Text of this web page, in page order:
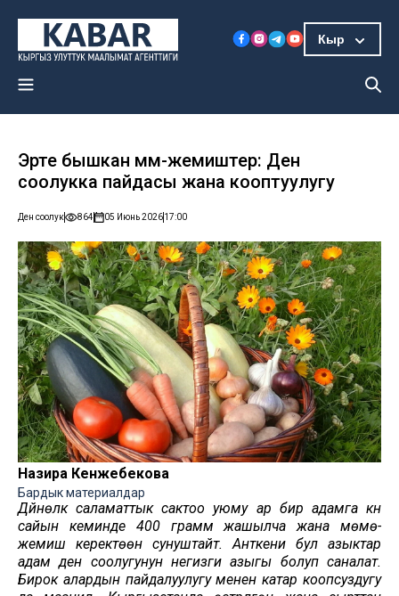
Кыр
Эрте бышкан мөмө-жемиштер: Ден
соолукка пайдасы жана кооптуулугу
Ден соолук 864 05 Июнь 202617:00
Назира Кенжебекова
Бардык материалдар
Дүйнөлүк саламаттык сактоо уюму ар бир адамга күн
сайын кеминде 400 грамм жашылча жана мөмө-
жемиш керектөөнү сунуштайт. Анткени бул азыктар
адам ден соолугунун негизги азыгы болуп саналат.
Бирок алардын пайдалуулугу менен катар коопсуздугу